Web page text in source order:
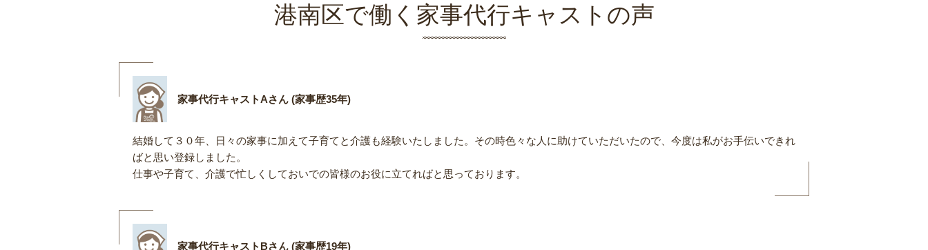
港南区で働く家事代行キャストの声
家事代行キャストAさん (家事歴35年)
結婚して３０年、日々の家事に加えて子育てと介護も経験いたしました。その時色々な人に助けていただいたので、今度は私がお手伝いできれ
ばと思い登録しました。
仕事や子育て、介護で忙しくしておいでの皆様のお役に立てればと思っております。
家事代行キャストBさん (家事歴19年)